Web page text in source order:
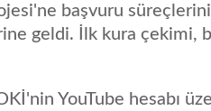
başvuru
geldi. İlk kura çekimi,
YouTube hesabı